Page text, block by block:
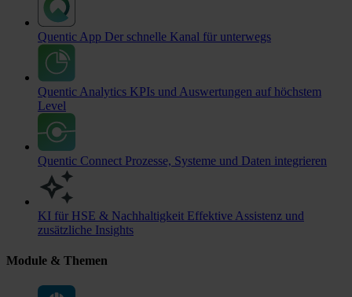
Quentic App Der schnelle Kanal für unterwegs
Quentic Analytics KPIs und Auswertungen auf höchstem
Level
Quentic Connect Prozesse, Systeme und Daten integrieren
KI für HSE & Nachhaltigkeit Effektive Assistenz und
zusätzliche Insights
Module & Themen